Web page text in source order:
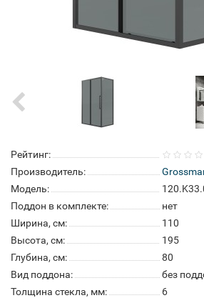
Рейтинг:
Производитель:
Модель:
Поддон в комплекте:
нет
Ширина, см:
110
Высота, см:
195
Глубина, см:
80
Вид поддона:
без
Толщина стекла, мм:
6